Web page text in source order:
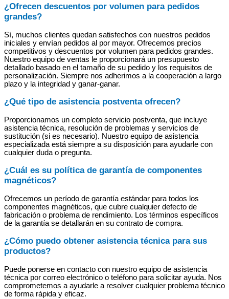
¿Ofrecen descuentos por volumen para pedidos
grandes?
Sí, muchos clientes quedan satisfechos con nuestros pedidos
iniciales y envían pedidos al por mayor. Ofrecemos precios
competitivos y descuentos por volumen para pedidos grandes.
Nuestro equipo de ventas le proporcionará un presupuesto
detallado basado en el tamaño de su pedido y los requisitos de
personalización. Siempre nos adherimos a la cooperación a largo
plazo y la integridad y ganar-ganar.
¿Qué tipo de asistencia postventa ofrecen?
Proporcionamos un completo servicio postventa, que incluye
asistencia técnica, resolución de problemas y servicios de
sustitución (si es necesario). Nuestro equipo de asistencia
especializada está siempre a su disposición para ayudarle con
cualquier duda o pregunta.
¿Cuál es su política de garantía de componentes
magnéticos?
Ofrecemos un período de garantía estándar para todos los
componentes magnéticos, que cubre cualquier defecto de
fabricación o problema de rendimiento. Los términos específicos
de la garantía se detallarán en su contrato de compra.
¿Cómo puedo obtener asistencia técnica para sus
productos?
Puede ponerse en contacto con nuestro equipo de asistencia
técnica por correo electrónico o teléfono para solicitar ayuda. Nos
comprometemos a ayudarle a resolver cualquier problema técnico
de forma rápida y eficaz.